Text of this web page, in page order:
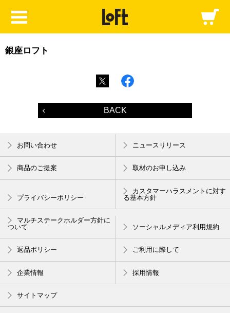
銀座ロフト
BACK
お問い合わせ ニュースリリース
商品のご提案 取材のお申し込み
プライバシーポリシー
カスタマーハラスメントに対す
る基本方針
マルチステークホルダー方針に
ついて
ソーシャルメディア利用規約
返品ポリシー ご利用に際して
企業情報 採用情報
サイトマップ